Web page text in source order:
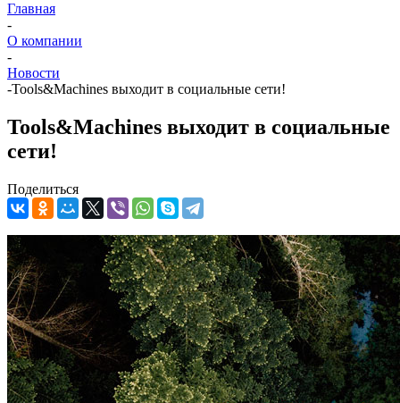
Главная
-
О компании
-
Новости
-Tools&Machines выходит в социальные сети!
Tools&Machines выходит в социальные
сети!
Поделиться